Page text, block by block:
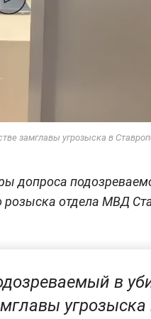
замглавы угрозыска в
допроса
розыска отдела МВД
в
угрозыска